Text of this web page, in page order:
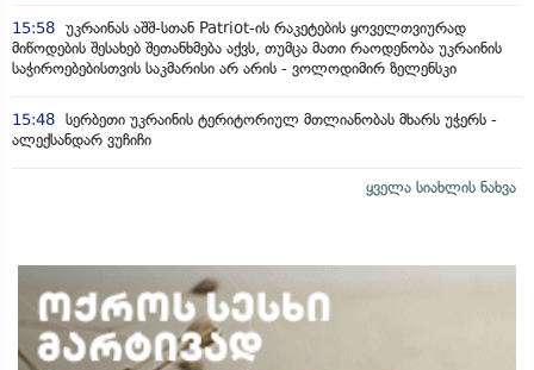
15:58 უკრაინას აშშ-სთან Patriot-ის რაკეტების ყოველთვიურად
მიწოდების შესახებ შეთანხმება აქვს, თუმცა მათი რაოდენობა უკრაინის
საჭიროებებისთვის საკმარისი არ არის - ვოლოდიმირ ზელენსკი
15:48 სერბეთი უკრაინის ტერიტორიულ მთლიანობას მხარს უჭერს -
ალექსანდარ ვუჩიჩი
ყველა სიახლის ნახვა